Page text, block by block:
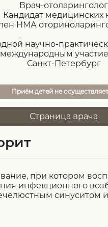
Врач-отоларинголог
Кандидат медицинских
НМА
научно-
Санкт-Петербург
Приём детей не
Страница врача
при котором
инфекционного
синуситом